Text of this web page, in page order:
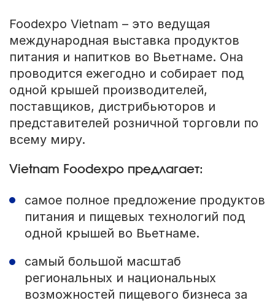
Foodexpo Vietnam – это ведущая
международная выставка продуктов
питания и напитков во Вьетнаме. Она
проводится ежегодно и собирает под
одной крышей производителей,
поставщиков, дистрибьюторов и
представителей розничной торговли по
всему миру.
Vietnam Foodexpo предлагает:
самое полное предложение продуктов
питания и пищевых технологий под
одной крышей во Вьетнаме.
самый большой масштаб
региональных и национальных
возможностей пищевого бизнеса за